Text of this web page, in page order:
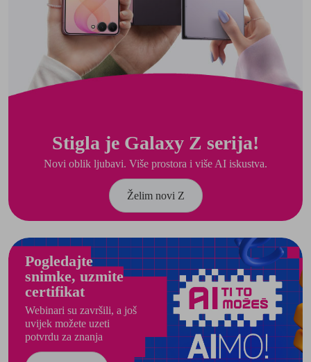
Stigla je Galaxy Z serija!
Novi oblik ljubavi. Više prostora i više AI iskustva.
Želim novi Z
Pogledajte
snimke, uzmite
certifikat
Webinari su završili, a još
uvijek možete uzeti
potvrdu za znanja